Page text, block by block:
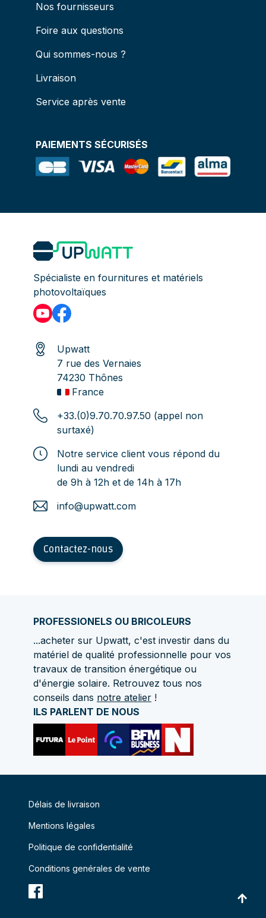
Nos fournisseurs
Foire aux questions
Qui sommes-nous ?
Livraison
Service après vente
PAIEMENTS SÉCURISÉS
Spécialiste en fournitures et matériels
photovoltaïques
Upwatt
7 rue des Vernaies
74230 Thônes
France
+33.(0)9.70.70.97.50 (appel non
surtaxé)
Notre service client vous répond du
lundi au vendredi
de 9h à 12h et de 14h à 17h
info@upwatt.com
Contactez-nous
PROFESSIONELS OU BRICOLEURS
...acheter sur Upwatt, c'est investir dans du
matériel de qualité professionnelle pour vos
travaux de transition énergétique ou
d'énergie solaire. Retrouvez tous nos
conseils dans notre atelier !
ILS PARLENT DE NOUS
Délais de livraison
Mentions légales
Politique de confidentialité
Conditions genérales de vente